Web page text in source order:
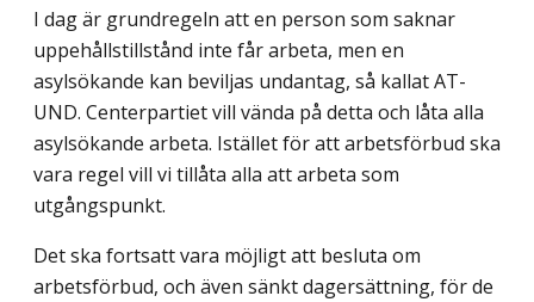
I dag är grundregeln att en person som saknar
uppehållstillstånd inte får arbeta, men en
asylsökande kan beviljas undantag, så kallat AT-
UND. Centerpartiet vill vända på detta och låta alla
asylsökande arbeta. Istället för att arbetsförbud ska
vara regel vill vi tillåta alla att arbeta som
utgångspunkt.
Det ska fortsatt vara möjligt att besluta om
arbetsförbud, och även sänkt dagersätt­ning, för de